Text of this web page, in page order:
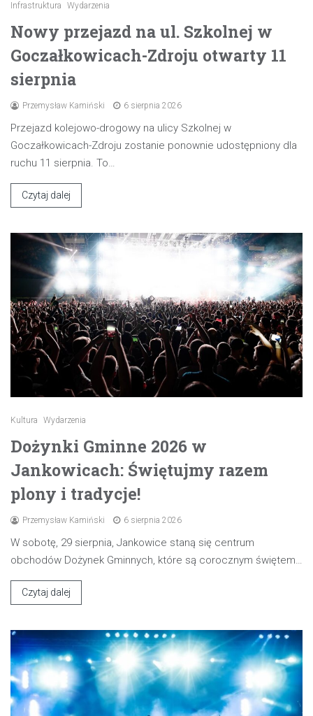
Infrastruktura Wydarzenia
Nowy przejazd na ul. Szkolnej w
Goczałkowicach-Zdroju otwarty 11
sierpnia
Przemysław Kamiński 6 sierpnia 2026
Przejazd kolejowo-drogowy na ulicy Szkolnej w
Goczałkowicach-Zdroju zostanie ponownie udostępniony dla
ruchu 11 sierpnia. To…
Czytaj dalej
Kultura Wydarzenia
Dożynki Gminne 2026 w
Jankowicach: Świętujmy razem
plony i tradycje!
Przemysław Kamiński 6 sierpnia 2026
W sobotę, 29 sierpnia, Jankowice staną się centrum
obchodów Dożynek Gminnych, które są corocznym świętem…
Czytaj dalej